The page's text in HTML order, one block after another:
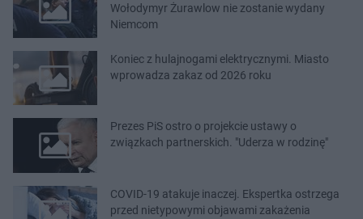
Wołodymyr Żurawlow nie zostanie wydany
Niemcom
Koniec z hulajnogami elektrycznymi. Miasto
wprowadza zakaz od 2026 roku
Prezes PiS ostro o projekcie ustawy o
związkach partnerskich. "Uderza w rodzinę"
COVID-19 atakuje inaczej. Ekspertka ostrzega
przed nietypowymi objawami zakażenia